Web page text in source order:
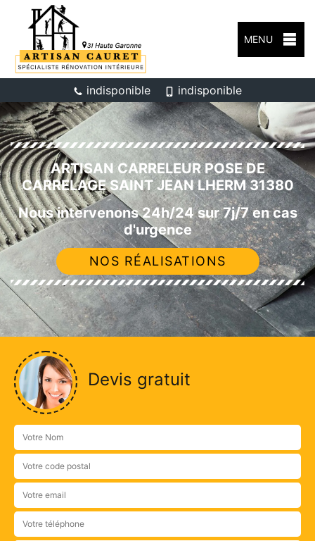
MENU
indisponible indisponible
ARTISAN CARRELEUR POSE DE
CARRELAGE SAINT JEAN LHERM 31380
Nous intervenons 24h/24 sur 7j/7 en cas
d'urgence
NOS RÉALISATIONS
Devis gratuit